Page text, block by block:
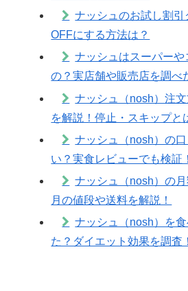
ナッシュのお試し割引
OFFにする方法は？
ナッシュはスーパーや
の？実店舗や販売店を調べ
ナッシュ（nosh）注文
を解説！停止・スキップと
ナッシュ（nosh）の
い？実食レビューでも検証！
ナッシュ（nosh）の
月の値段や送料を解説！
ナッシュ（nosh）を
た？ダイエット効果を調査！